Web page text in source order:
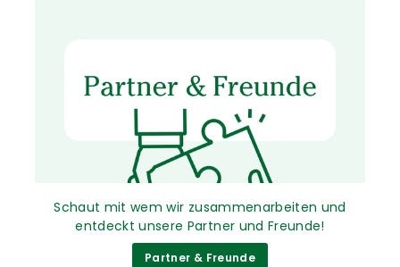
Schaut mit wem wir zusammenarbeiten und
entdeckt unsere Partner und Freunde!
Partner & Freunde